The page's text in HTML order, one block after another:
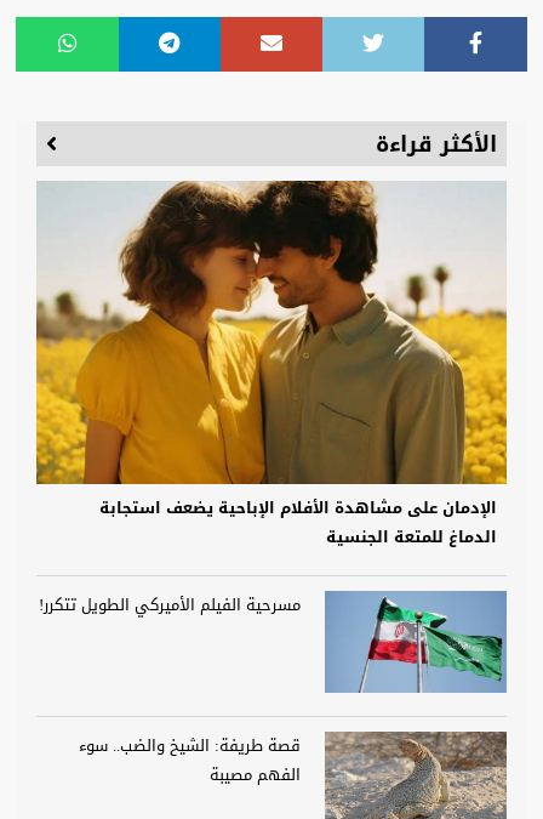
الأكثر قراءة
الإدمان على مشاهدة الأفلام الإباحية يضعف استجابة
الدماغ للمتعة الجنسية
مسرحية الفيلم الأميركي الطويل تتكرر!
قصة طريفة: الشيخ والضب.. سوء
الفهم مصيبة